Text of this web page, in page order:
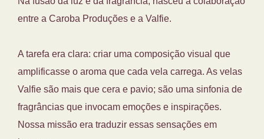
entre a Caroba Produções e a Valfie.
A tarefa era clara: criar uma composição visual que
amplificasse o aroma que cada vela carrega. As velas
Valfie são mais que cera e pavio; são uma sinfonia de
fragrâncias que invocam emoções e inspirações.
Nossa missão era traduzir essas sensações em